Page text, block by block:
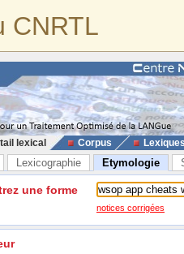
CNRTL
lexical Corpus
Lexicographie Etymologie
une forme
notices corrigées